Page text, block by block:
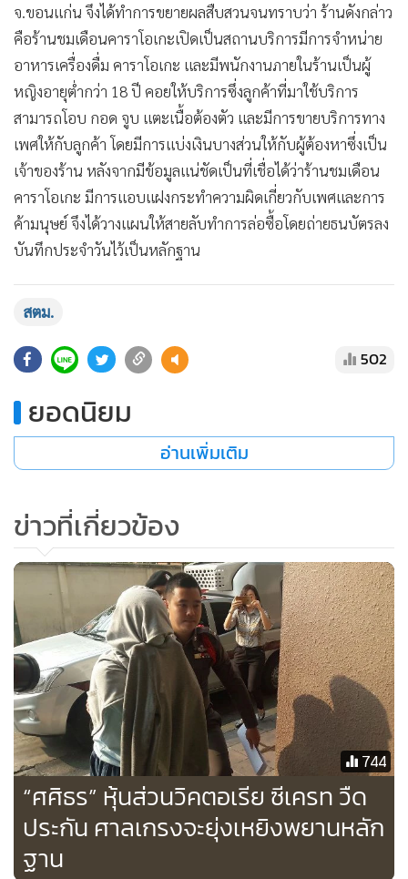
จ.ขอนแก่น จึงได้ทำการขยายผลสืบสวนจนทราบว่า ร้านดังกล่าว
คือร้านชมเดือนคาราโอเกะเปิดเป็นสถานบริการมีการจำหน่าย
อาหารเครื่องดื่ม คาราโอเกะ และมีพนักงานภายในร้านเป็นผู้
หญิงอายุต่ำกว่า 18 ปี คอยให้บริการซึ่งลูกค้าที่มาใช้บริการ
สามารถโอบ กอด จูบ แตะเนื้อต้องตัว และมีการขายบริการทาง
เพศให้กับลูกค้า โดยมีการแบ่งเงินบางส่วนให้กับผู้ต้องหาซึ่งเป็น
เจ้าของร้าน หลังจากมีข้อมูลแน่ชัดเป็นที่เชื่อได้ว่าร้านชมเดือน
คาราโอเกะ มีการแอบแฝงกระทำความผิดเกี่ยวกับเพศและการ
ค้ามนุษย์ จึงได้วางแผนให้สายลับทำการล่อซื้อโดยถ่ายธนบัตรลง
บันทึกประจำวันไว้เป็นหลักฐาน
สตม.
502
ยอดนิยม
อ่านเพิ่มเติม
ข่าวที่เกี่ยวข้อง
744
“ศศิธร” หุ้นส่วนวิคตอเรีย ซีเครท วืด
ประกัน ศาลเกรงจะยุ่งเหยิงพยานหลัก
ฐาน